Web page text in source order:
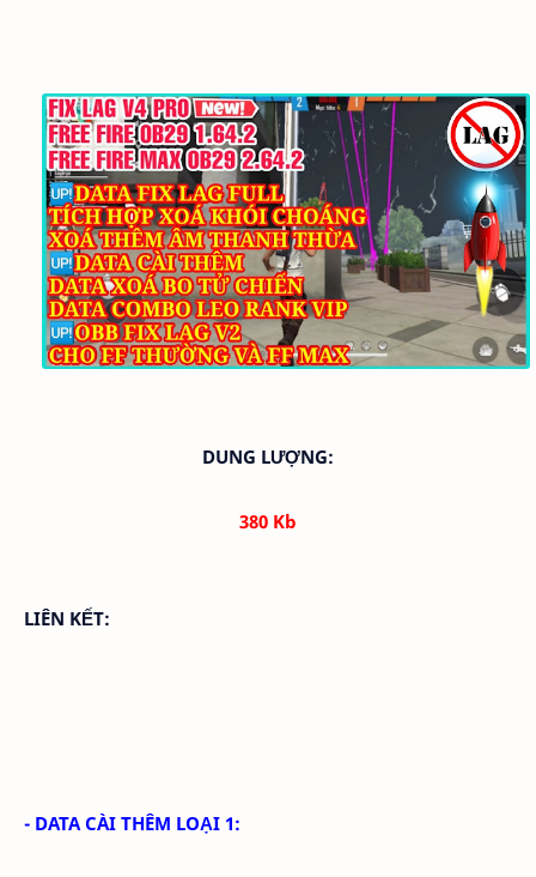
DUNG LƯỢNG:
380 Kb
LIÊN KẾT:
- DATA CÀI THÊM LOẠI 1: